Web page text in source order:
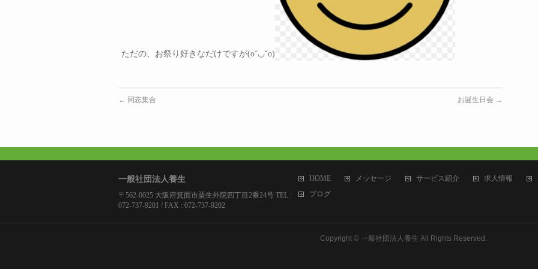
ただの、お祭り好きなだけですが(o˘◡˘o)
← 同志集合 お誕生日会 →
一般社団法人養生
〒562-0025 大阪府箕面市粟生外院四丁目2番24号 TEL :
072-737-9201 / FAX : 072-737-9202
HOME メッセージ サービス紹介 求人情報
ブログ
Copyright © 一般社団法人養生 All Rights Reserved.